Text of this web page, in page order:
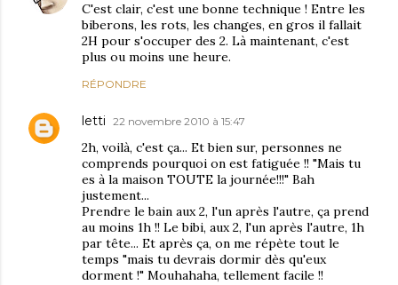
C'est clair, c'est une bonne technique ! Entre les
biberons, les rots, les changes, en gros il fallait
2H pour s'occuper des 2. Là maintenant, c'est
plus ou moins une heure.
RÉPONDRE
letti 22 novembre 2010 à 15:47
2h, voilà, c'est ça... Et bien sur, personnes ne
comprends pourquoi on est fatiguée !! "Mais tu
es à la maison TOUTE la journée!!!" Bah
justement...
Prendre le bain aux 2, l'un après l'autre, ça prend
au moins 1h !! Le bibi, aux 2, l'un après l'autre, 1h
par tête... Et après ça, on me répète tout le
temps "mais tu devrais dormir dès qu'eux
dorment !" Mouhahaha, tellement facile !!